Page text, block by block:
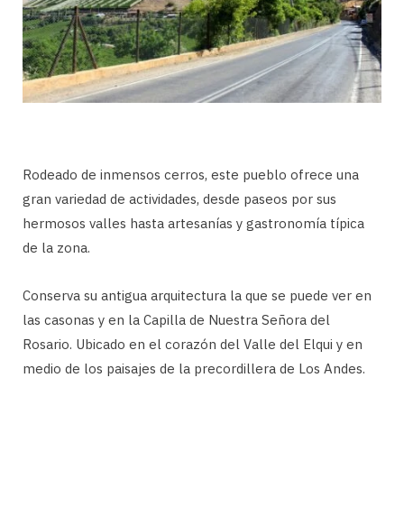
Rodeado de inmensos cerros, este pueblo ofrece una
gran variedad de actividades, desde paseos por sus
hermosos valles hasta artesanías y gastronomía típica
de la zona.
Conserva su antigua arquitectura la que se puede ver en
las casonas y en la Capilla de Nuestra Señora del
Rosario. Ubicado en el corazón del Valle del Elqui y en
medio de los paisajes de la precordillera de Los Andes.